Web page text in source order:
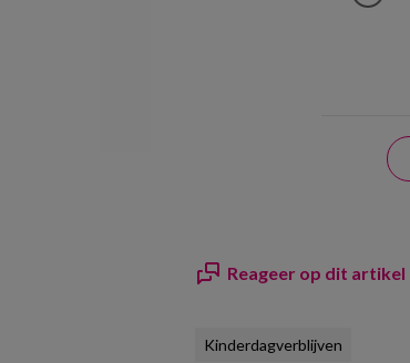
Reageer op dit artikel
Kinderdagverblijven